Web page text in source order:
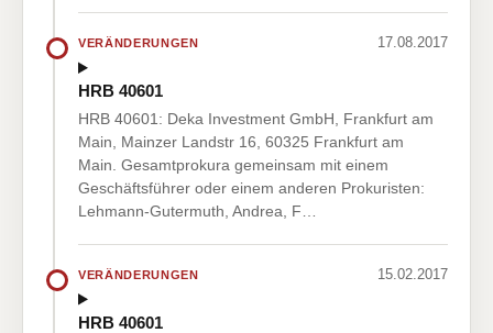
VERÄNDERUNGEN 17.08.2017
HRB 40601
HRB 40601: Deka Investment GmbH, Frankfurt am
Main, Mainzer Landstr 16, 60325 Frankfurt am
Main. Gesamtprokura gemeinsam mit einem
Geschäftsführer oder einem anderen Prokuristen:
Lehmann-Gutermuth, Andrea, F…
VERÄNDERUNGEN 15.02.2017
HRB 40601